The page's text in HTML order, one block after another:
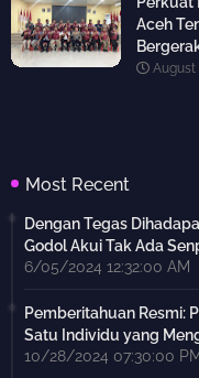
Aceh
August
Most Recent
Dengan Tegas
Godol Akui Tak Ada
6/05/2024 12:32:00 AM
Pemberitahuan Resmi:
Satu Individu yang
10/28/2024 07:30:00 PM